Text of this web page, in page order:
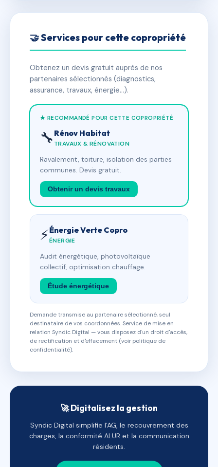
🤝 Services pour cette copropriété
Obtenez un devis gratuit auprès de nos
partenaires sélectionnés (diagnostics,
assurance, travaux, énergie…).
★ RECOMMANDÉ POUR CETTE COPROPRIÉTÉ
🔧 Rénov Habitat
TRAVAUX & RÉNOVATION
Ravalement, toiture, isolation des parties
communes. Devis gratuit.
Obtenir un devis travaux
⚡Énergie Verte Copro
ÉNERGIE
Audit énergétique, photovoltaïque
collectif, optimisation chauffage.
Étude énergétique
Demande transmise au partenaire sélectionné, seul
destinataire de vos coordonnées. Service de mise en
relation Syndic Digital — vous disposez d'un droit d'accès,
de rectification et d'effacement (voir politique de
confidentialité).
🚀 Digitalisez la gestion
Syndic Digital simplifie l'AG, le recouvrement des
charges, la conformité ALUR et la communication
résidents.